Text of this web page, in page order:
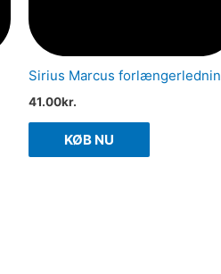
Sirius Marcus
41.00kr.
KØB NU